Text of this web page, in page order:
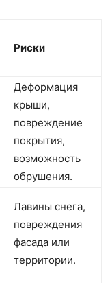
Риски
Деформация
крыши,
повреждение
покрытия,
возможность
обрушения.
Лавины снега,
повреждения
фасада или
территории.